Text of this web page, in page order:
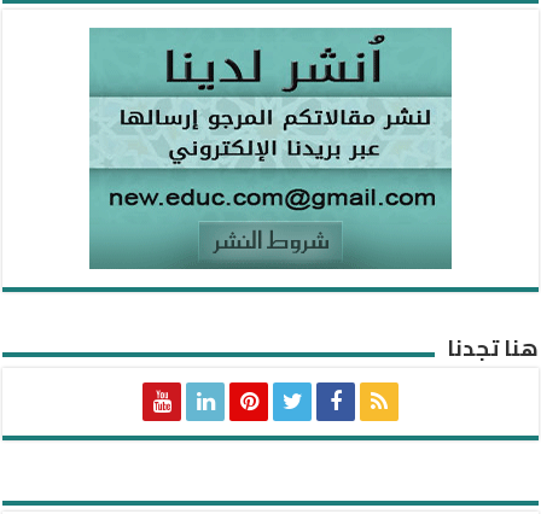
هنا تجدنا